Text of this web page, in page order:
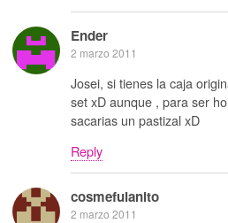
Ender
2 marzo 2011
Josei, si tienes la caja
set xD aunque , para ser
sacarias un pastizal xD
Reply
cosmefulanito
2 marzo 2011